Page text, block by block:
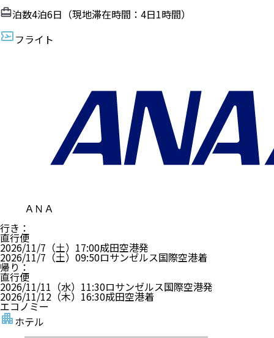
泊数4泊6日（現地滞在時間： 4日1時間）
フライト
ＡＮＡ
行き ：
直行便
2026/11/7（土） 17:00成田空港発
2026/11/7（土） 09:50ロサンゼルス国際空港着
帰り ：
直行便
2026/11/11（水） 11:30ロサンゼルス国際空港発
2026/11/12（木） 16:30成田空港着
エコノミー
ホテル